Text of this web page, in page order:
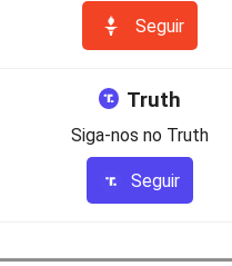
Seguir
Truth
Siga-nos no Truth
Seguir